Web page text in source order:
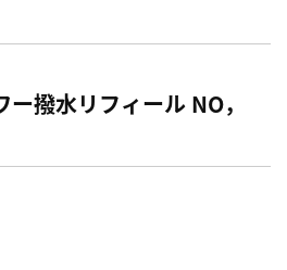
撥水リフィール NO，